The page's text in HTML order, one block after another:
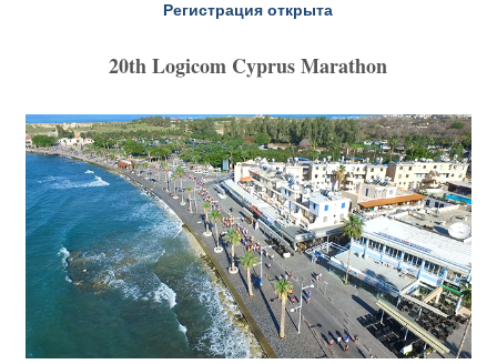
Регистрация открыта
20th Logicom Cyprus Marathon